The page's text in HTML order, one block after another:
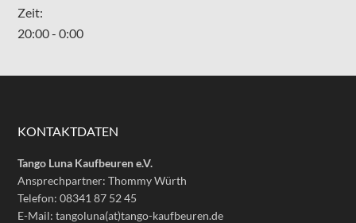
Zeit:
20:00 - 0:00
KONTAKTDATEN
Tango Luna Kaufbeuren e.V.
Ansprechpartner: Thommy Würth
Telefon: 08341 87 52 45
E-Mail: tangoluna(at)tango-kaufbeuren.de